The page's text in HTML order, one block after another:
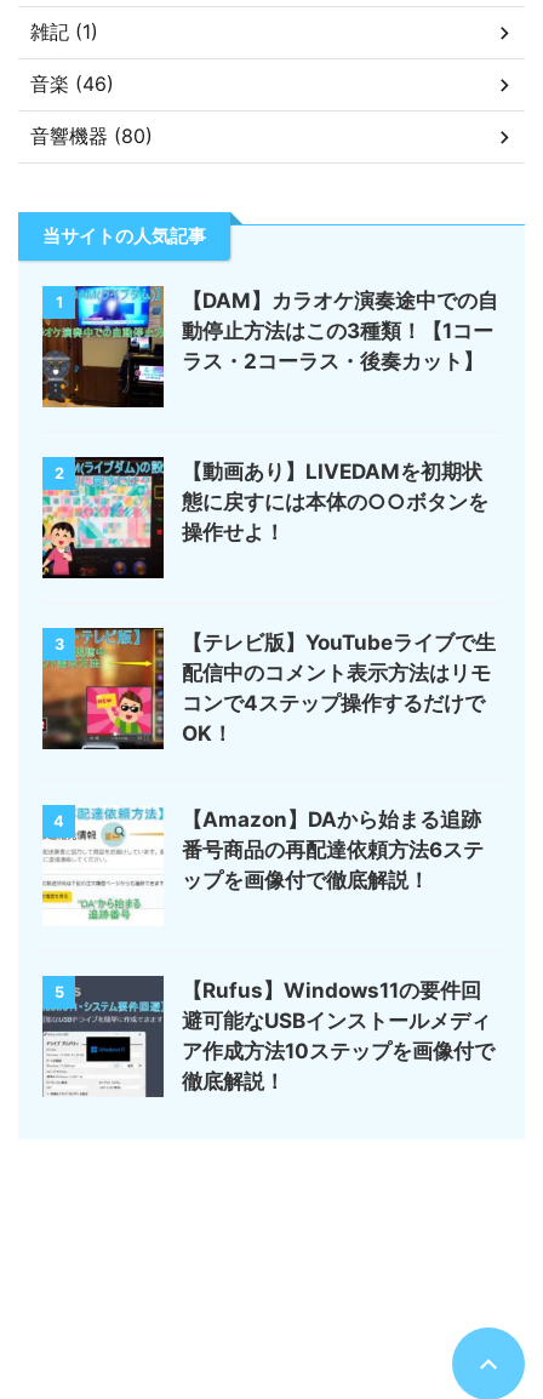
雑記 (1)
音楽 (46)
音響機器 (80)
当サイトの人気記事
1
【DAM】カラオケ演奏途中での自
動停止方法はこの3種類！【1コー
ラス・2コーラス・後奏カット】
2
【動画あり】LIVEDAMを初期状
態に戻すには本体の○○ボタンを
操作せよ！
3
【テレビ版】YouTubeライブで生
配信中のコメント表示方法はリモ
コンで4ステップ操作するだけで
OK！
4
【Amazon】DAから始まる追跡
番号商品の再配達依頼方法6ステ
ップを画像付で徹底解説！
5
【Rufus】Windows11の要件回
避可能なUSBインストールメディ
ア作成方法10ステップを画像付で
徹底解説！